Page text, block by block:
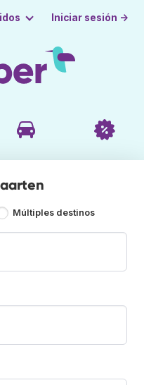
Iniciar sesión →
Múltiples destinos